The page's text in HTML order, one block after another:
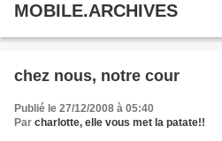
MOBILE.ARCHIVES
chez nous, notre cour
Publié le 27/12/2008 à 05:40
Par charlotte, elle vous met la patate!!